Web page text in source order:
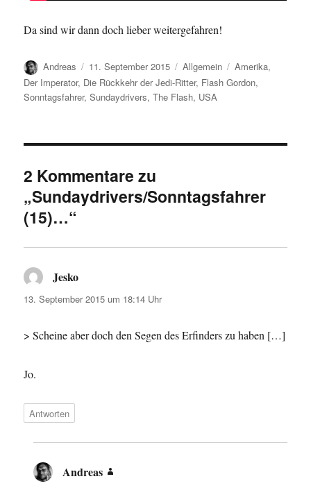
Da sind wir dann doch lieber weitergefahren!
Autor
Andreas
Veröffentlicht
am
11. September 2015 Kategorien
Allgemein Schlagwörter
Amerika,
Der Imperator, Die Rückkehr der Jedi-Ritter, Flash Gordon,
Sonntagsfahrer,Sundaydrivers,The Flash, USA
2 Kommentare zu
„Sundaydrivers/Sonntagsfahrer
(15)…“
Jesko
13. September 2015 um 18:14 Uhr
> Scheine aber doch den Segen des Erfinders zu haben […]
Jo.
Antworten
Andreas